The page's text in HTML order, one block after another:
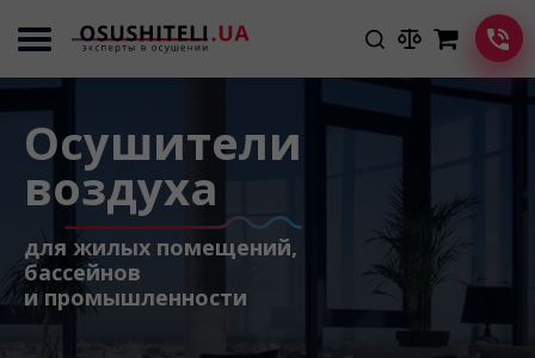
Осушители
воздуха
для жилых помещений,
бассейнов
и промышленности